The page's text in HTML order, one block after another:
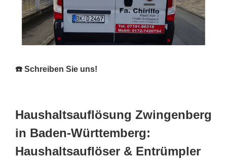
☎️ Schreiben Sie uns!
Haushaltsauflösung Zwingenberg
in Baden-Württemberg:
Haushaltsauflöser & Entrümpler